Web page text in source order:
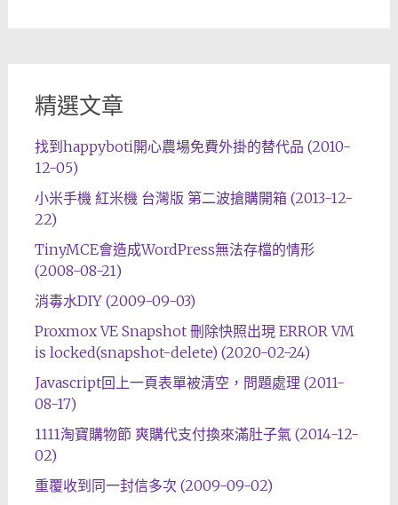
精選文章
找到happyboti開心農場免費外掛的替代品 (2010-
12-05)
小米手機 紅米機 台灣版 第二波搶購開箱 (2013-12-
22)
TinyMCE會造成WordPress無法存檔的情形
(2008-08-21)
消毒水DIY (2009-09-03)
Proxmox VE Snapshot 刪除快照出現 ERROR VM
is locked(snapshot-delete) (2020-02-24)
Javascript回上一頁表單被清空，問題處理 (2011-
08-17)
1111淘寶購物節 爽購代支付換來滿肚子氣 (2014-12-
02)
重覆收到同一封信多次 (2009-09-02)